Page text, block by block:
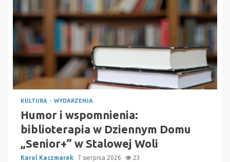
KULTURA WYDARZENIA
Humor i wspomnienia:
biblioterapia w Dziennym Domu
„Senior+” w Stalowej Woli
Karol Kaczmarek 7 sierpnia 2026 23